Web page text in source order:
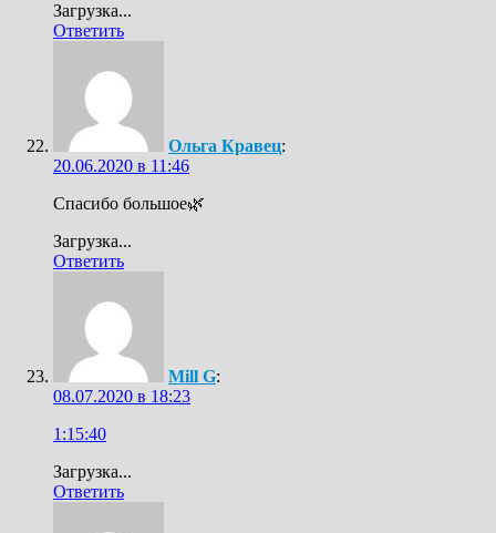
Загрузка...
Ответить
Ольга Кравец:
20.06.2020 в 11:46
Спасибо большое🌿
Загрузка...
Ответить
Mill G:
08.07.2020 в 18:23
1:15:40
Загрузка...
Ответить